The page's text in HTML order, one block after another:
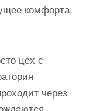
комфорта,
цех с
через